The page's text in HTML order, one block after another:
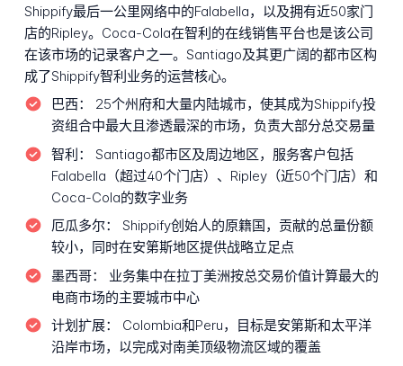
Shippify最后一公里网络中的Falabella，以及拥有近50家门
店的Ripley。Coca-Cola在智利的在线销售平台也是该公司
在该市场的记录客户之一。Santiago及其更广阔的都市区构
成了Shippify智利业务的运营核心。
巴西：
25个州府和大量内陆城市，使其成为Shippify投
资组合中最大且渗透最深的市场，负责大部分总交易量
智利：
Santiago都市区及周边地区，服务客户包括
Falabella（超过40个门店）、Ripley（近50个门店）和
Coca-Cola的数字业务
厄瓜多尔：
Shippify创始人的原籍国，贡献的总量份额
较小，同时在安第斯地区提供战略立足点
墨西哥：
业务集中在拉丁美洲按总交易价值计算最大的
电商市场的主要城市中心
计划扩展：
Colombia和Peru，目标是安第斯和太平洋
沿岸市场，以完成对南美顶级物流区域的覆盖